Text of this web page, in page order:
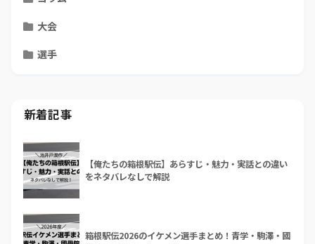
大会
選手
新着記事
【俺たちの箱根駅伝】あらすじ・魅力・実話との違い
をネタバレなしで解説
箱根駅伝2026のイケメン選手まとめ！青学・駒澤・國